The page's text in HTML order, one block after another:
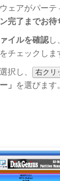
ェアがパーテ
完了までお待
イルを確認し
チェックしま
択し、 右クリ
」
を選びます